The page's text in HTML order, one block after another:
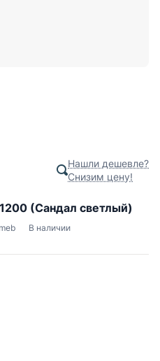
Нашли дешевле?
Снизим цену!
(Сандал светлый)
В наличии